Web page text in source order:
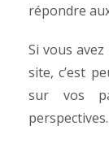
répondre
Si vous
site, c’est
sur vos
perspectives.